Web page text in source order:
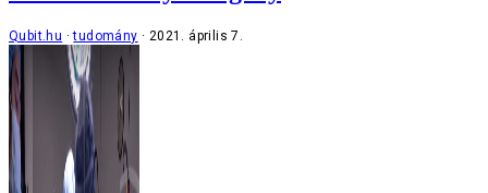
Qubit.hu tudomány 2021. április 7.